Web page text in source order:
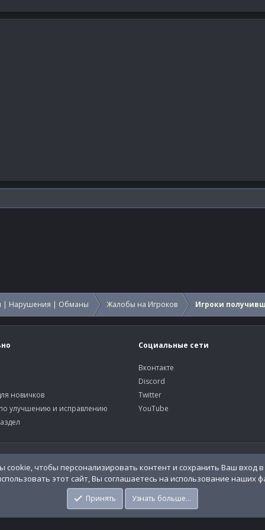
| Нарушения | Обманы Жалобы на Игроков Игроки
новичков
улучшению и исправлению
Социальные сети
Вконтакте
Discord
Twitter
YouTube